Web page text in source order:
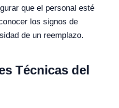
que el personal esté
los signos de
de un reemplazo.
Técnicas del